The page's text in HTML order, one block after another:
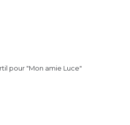
pour "Mon amie Luce"